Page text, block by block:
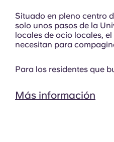
Exterior
Situado en pleno centro
solo unos pasos de la
locales de ocio locales,
necesitan para
Para los residentes que
Más información